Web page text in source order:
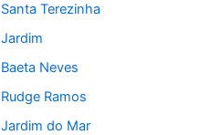
Terezinha
Neves
Ramos
do Mar